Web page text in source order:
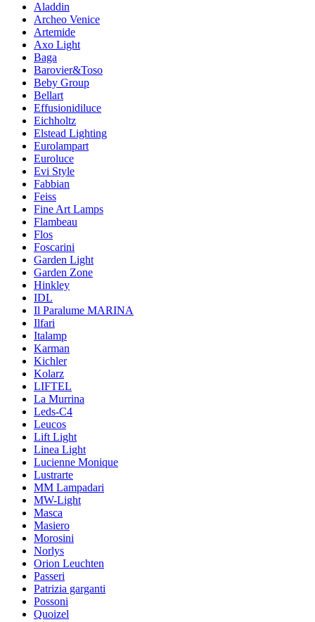
Aladdin
Archeo Venice
Artemide
Axo Light
Baga
Barovier&Toso
Beby Group
Bellart
Effusionidiluce
Eichholtz
Elstead Lighting
Eurolampart
Euroluce
Evi Style
Fabbian
Feiss
Fine Art Lamps
Flambeau
Flos
Foscarini
Garden Light
Garden Zone
Hinkley
IDL
Il Paralume MARINA
Ilfari
Italamp
Karman
Kichler
Kolarz
LIFTEL
La Murrina
Leds-C4
Leucos
Lift Light
Linea Light
Lucienne Monique
Lustrarte
MM Lampadari
MW-Light
Masca
Masiero
Morosini
Norlys
Orion Leuchten
Passeri
Patrizia garganti
Possoni
Quoizel